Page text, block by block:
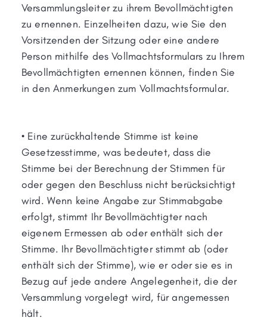
Versammlungsleiter zu ihrem Bevollmächtigten
zu ernennen. Einzelheiten dazu, wie Sie den
Vorsitzenden der Sitzung oder eine andere
Person mithilfe des Vollmachtsformulars zu Ihrem
Bevollmächtigten ernennen können, finden Sie
in den Anmerkungen zum Vollmachtsformular.
• Eine zurückhaltende Stimme ist keine
Gesetzesstimme, was bedeutet, dass die
Stimme bei der Berechnung der Stimmen für
oder gegen den Beschluss nicht berücksichtigt
wird. Wenn keine Angabe zur Stimmabgabe
erfolgt, stimmt Ihr Bevollmächtigter nach
eigenem Ermessen ab oder enthält sich der
Stimme. Ihr Bevollmächtigter stimmt ab (oder
enthält sich der Stimme), wie er oder sie es in
Bezug auf jede andere Angelegenheit, die der
Versammlung vorgelegt wird, für angemessen
hält.